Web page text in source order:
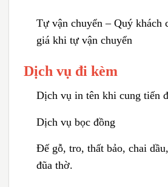
Tự vận chuyển – Quý khách
giá khi tự vận chuyển
Dịch vụ đi kèm
Dịch vụ in tên khi cung tiến
Dịch vụ bọc đồng
Đế gỗ, tro, thất bảo, chai
đũa thờ.